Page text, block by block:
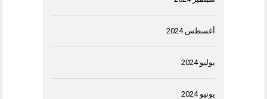
أغسطس 2024
يوليو 2024
يونيو 2024